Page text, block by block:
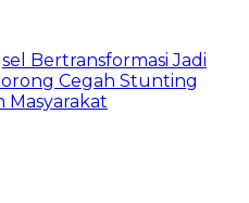
Bertransformasi Jadi
Cegah Stunting
Masyarakat